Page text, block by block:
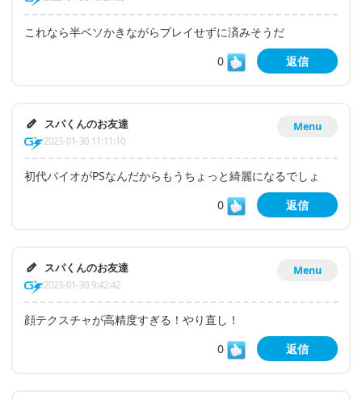
これなら半ベソかきながらプレイせずに済みそうだ
0
返信
Menu
スパくんのお友達
2023-01-30 11:11:10
初代バイオがPSなんだからもうちょっと綺麗になるでしょ
0
返信
Menu
スパくんのお友達
2023-01-30 9:42:42
顔テクスチャが高精度すぎる！やり直し！
0
返信